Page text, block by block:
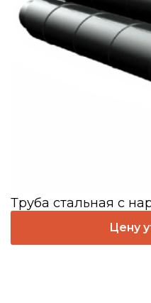
Труба стальная с
Цену